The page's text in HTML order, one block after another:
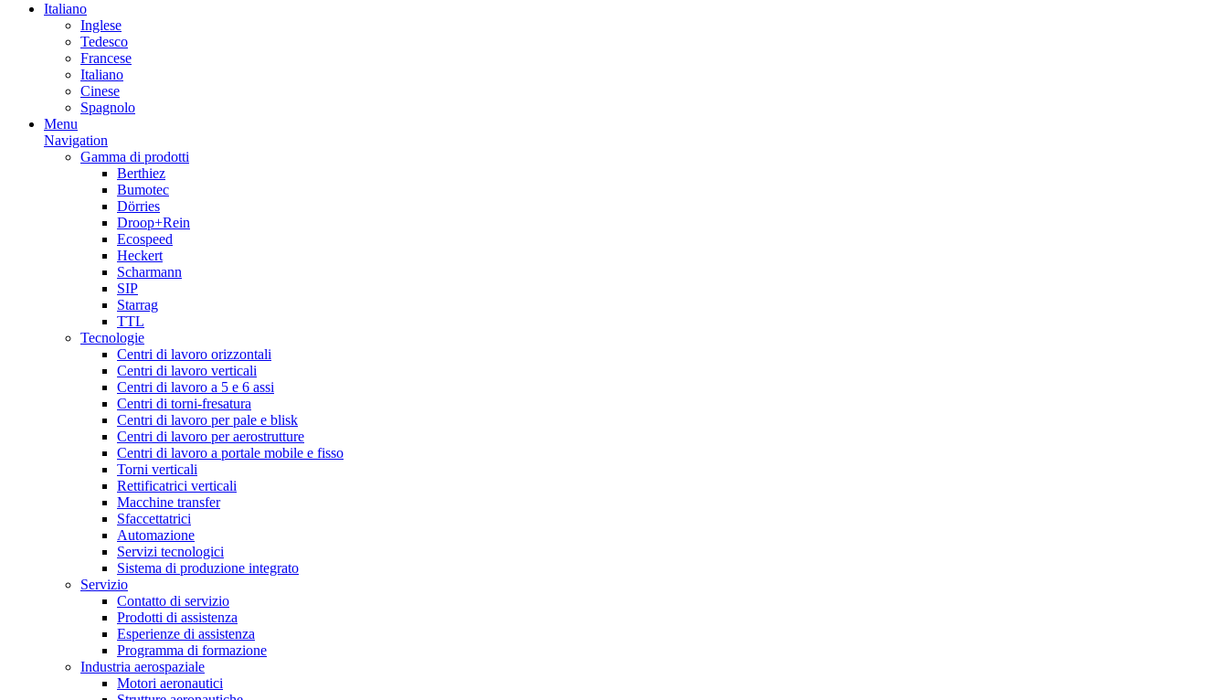
Italiano
Inglese
Tedesco
Francese
Italiano
Cinese
Spagnolo
Menu
Navigation
Gamma di prodotti
Berthiez
Bumotec
Dörries
Droop+Rein
Ecospeed
Heckert
Scharmann
SIP
Starrag
TTL
Tecnologie
Centri di lavoro orizzontali
Centri di lavoro verticali
Centri di lavoro a 5 e 6 assi
Centri di torni-fresatura
Centri di lavoro per pale e blisk
Centri di lavoro per aerostrutture
Centri di lavoro a portale mobile e fisso
Torni verticali
Rettificatrici verticali
Macchine transfer
Sfaccettatrici
Automazione
Servizi tecnologici
Sistema di produzione integrato
Servizio
Contatto di servizio
Prodotti di assistenza
Esperienze di assistenza
Programma di formazione
Industria aerospaziale
Motori aeronautici